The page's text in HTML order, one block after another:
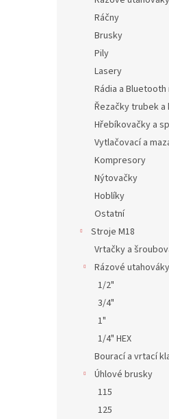
Ráčny
Brusky
Pily
Lasery
Rádia a
Řezačky trubek a
Hřebíkovačky a
Vytlačovací a
Kompresory
Nýtovačky
Hoblíky
Ostatní
Stroje M18
Vrtačky a
Rázové utahováky
1/2"
3/4"
1"
1/4" HEX
Bourací a vrtací
Úhlové brusky
115
125